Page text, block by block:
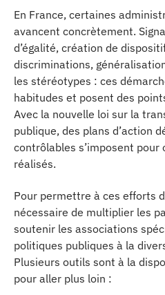
En France, certaines
avancent concrètement.
d’égalité, création de
discriminations,
les stéréotypes : ces
habitudes et posent des
Avec la nouvelle loi sur la
publique, des plans d’action
contrôlables s’imposent pour
réalisés.
Pour permettre à ces efforts
nécessaire de multiplier les
soutenir les associations
politiques publiques à la
Plusieurs outils sont à la
pour aller plus loin :